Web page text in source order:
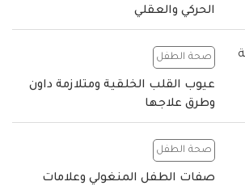
الحركي والعقلي
صحة الطفل
عيوب القلب الخلقية ومتلازمة داون
وطرق علاجها
صحة الطفل
صفات الطفل المنغولي وعلامات